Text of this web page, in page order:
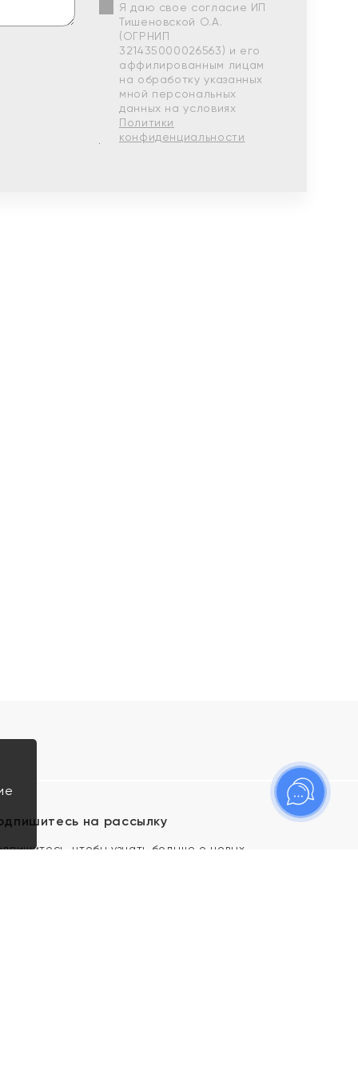
Я даю свое согласие ИП
Тишеновской О.А.
(ОГРНИП
321435000026563) и его
аффилированным лицам
на обработку указанных
мной персональных
данных на условиях
Политики
конфиденциальности
на рассылку
чтобы узнать больше о новых